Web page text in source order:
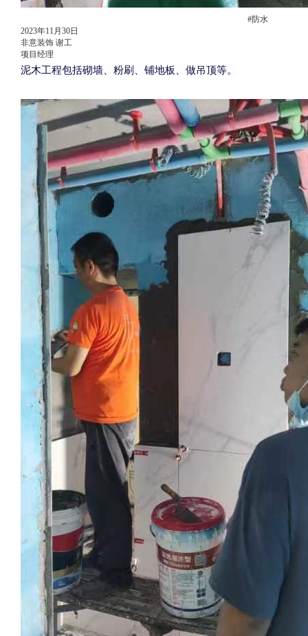
#防水
2023年11月30日
非意装饰 谢工
项目经理
泥木工程包括砌墙、粉刷、铺地板、做吊顶等。